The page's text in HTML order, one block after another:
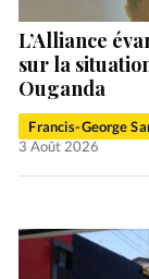
L’Alliance
sur la
Ouganda
Francis-George
3 Août 2026